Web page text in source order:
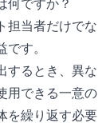
担当者だけでな
す。
するとき、異な
用できる一意の
を繰り返す必要